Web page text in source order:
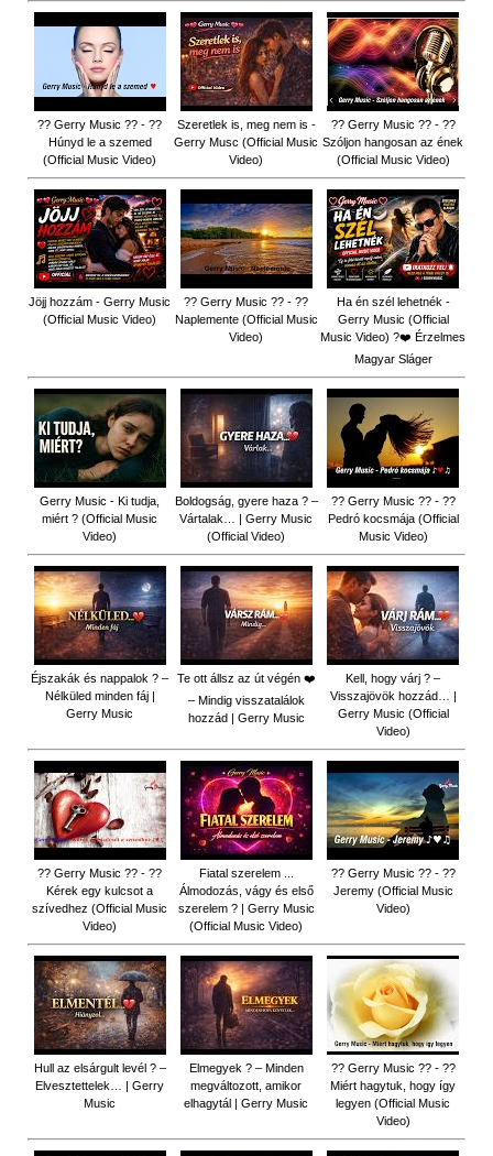
?? Gerry Music ?? - ??
Húnyd le a szemed
(Official Music Video)
Szeretlek is, meg nem is -
Gerry Musc (Official Music
Video)
?? Gerry Music ?? - ??
Szóljon hangosan az ének
(Official Music Video)
Jöjj hozzám - Gerry Music
(Official Music Video)
?? Gerry Music ?? - ??
Naplemente (Official Music
Video)
Ha én szél lehetnék -
Gerry Music (Official
Music Video) ?️❤️ Érzelmes
Magyar Sláger
Gerry Music - Ki tudja,
miért ? (Official Music
Video)
Boldogság, gyere haza ? –
Vártalak… | Gerry Music
(Official Video)
?? Gerry Music ?? - ??
Pedró kocsmája (Official
Music Video)
Éjszakák és nappalok ? –
Nélküled minden fáj |
Gerry Music
Te ott állsz az út végén ❤️
– Mindig visszatalálok
hozzád | Gerry Music
Kell, hogy várj ? –
Visszajövök hozzád… |
Gerry Music (Official
Video)
?? Gerry Music ?? - ??
Kérek egy kulcsot a
szívedhez (Official Music
Video)
Fiatal szerelem ...
Álmodozás, vágy és első
szerelem ? | Gerry Music
(Official Music Video)
?? Gerry Music ?? - ??
Jeremy (Official Music
Video)
Hull az elsárgult levél ? –
Elvesztettelek… | Gerry
Music
Elmegyek ? – Minden
megváltozott, amikor
elhagytál | Gerry Music
?? Gerry Music ?? - ??
Miért hagytuk, hogy így
legyen (Official Music
Video)